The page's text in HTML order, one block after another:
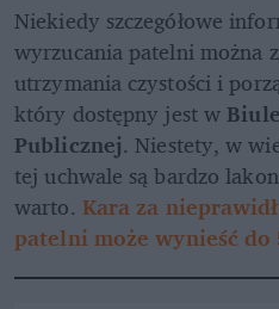
Niekiedy szczegółowe
wyrzucania patelni można
utrzymania czystości i
który dostępny jest w
Publicznej. Niestety, w
tej uchwale są bardzo
warto. Kara za
patelni może wynieść do